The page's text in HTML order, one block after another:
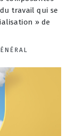
travail qui se
» de